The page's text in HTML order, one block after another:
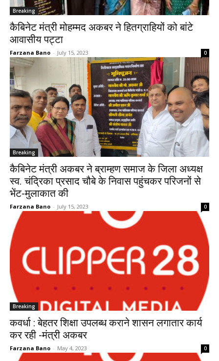
Breaking
कैबिनेट मंत्री मोहम्मद अकबर ने हितग्राहियों को बांटे
आवासीय पट्टा
Farzana Bano - July 15, 2023 0
Breaking
कैबिनेट मंत्री अकबर ने ब्राम्हण समाज के जिला अध्यक्ष
स्व. चंद्रिका प्रसाद चौबे के निवास पहुंचकर परिजनों से
भेंट-मुलाकात की
Farzana Bano - July 15, 2023 0
Breaking
कवर्धा : बेहतर शिक्षा उपलब्ध कराने शासन लगातार कार्य
कर रही -मंत्री अकबर
Farzana Bano - May 4, 2023 0